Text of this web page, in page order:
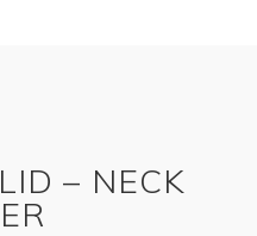
– NECK